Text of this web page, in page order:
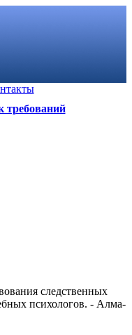
требований
следственных
психологов. - Алма-